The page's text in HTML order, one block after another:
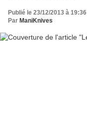
Publié le 23/12/2013 à 19:36
Par ManiKnives